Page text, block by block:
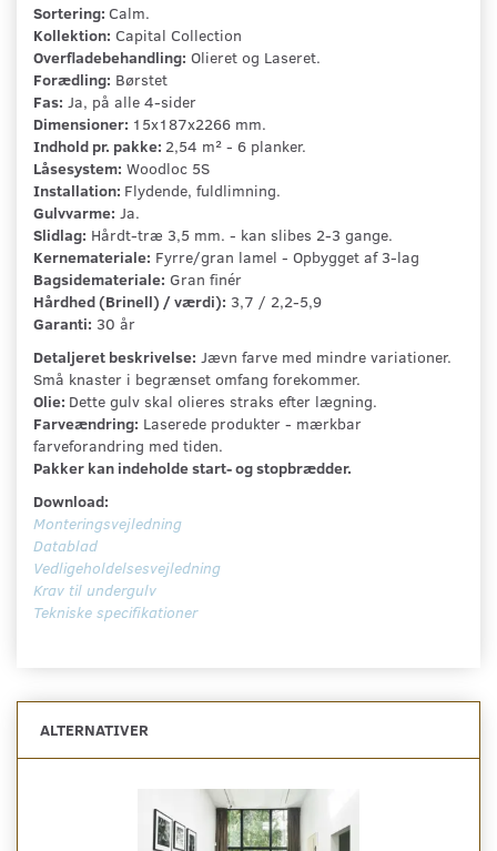
Sortering: Calm.
Kollektion: Capital Collection
Overfladebehandling: Olieret og Laseret.
Forædling: Børstet
Fas: Ja, på alle 4-sider
Dimensioner: 15x187x2266 mm.
Indhold pr. pakke: 2,54 m² - 6 planker.
Låsesystem: Woodloc 5S
Installation: Flydende, fuldlimning.
Gulvvarme: Ja.
Slidlag: Hårdt-træ 3,5 mm. - kan slibes 2-3 gange.
Kernemateriale: Fyrre/gran lamel - Opbygget af 3-lag
Bagsidemateriale: Gran finér
Hårdhed (Brinell) / værdi): 3,7 / 2,2-5,9
Garanti: 30 år
Detaljeret beskrivelse: Jævn farve med mindre variationer.
Små knaster i begrænset omfang forekommer.
Olie: Dette gulv skal olieres straks efter lægning.
Farveændring: Laserede produkter - mærkbar
farveforandring med tiden.
Pakker kan indeholde start- og stopbrædder.
Download:
Monteringsvejledning
Datablad
Vedligeholdelsesvejledning
Krav til undergulv
Tekniske specifikationer
ALTERNATIVER